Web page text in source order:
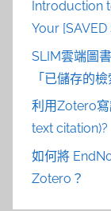
Introduction
Your [SAVED
SLIM雲端圖
「已儲存的檢
利用Zotero
text citation)?
如何將
Zotero？